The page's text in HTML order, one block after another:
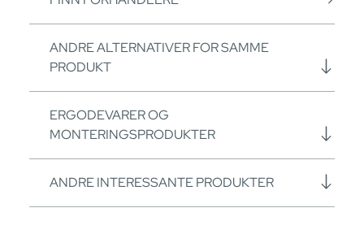
ANDRE ALTERNATIVER FOR SAMME
PRODUKT
ERGODEVARER OG
MONTERINGSPRODUKTER
ANDRE INTERESSANTE PRODUKTER